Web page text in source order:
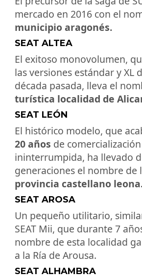
mercado en 2016 con el
municipio aragonés.
SEAT ALTEA
El exitoso monovolumen,
las versiones estándar y XL
década pasada, lleva el
turística localidad de
SEAT LEÓN
El histórico modelo, que
20 años de comercialización
ininterrumpida, ha llevado
generaciones el nombre de
provincia castellano
SEAT AROSA
Un pequeño utilitario,
SEAT Mii, que durante 7
nombre de esta localidad
a la Ría de Arousa.
SEAT ALHAMBRA